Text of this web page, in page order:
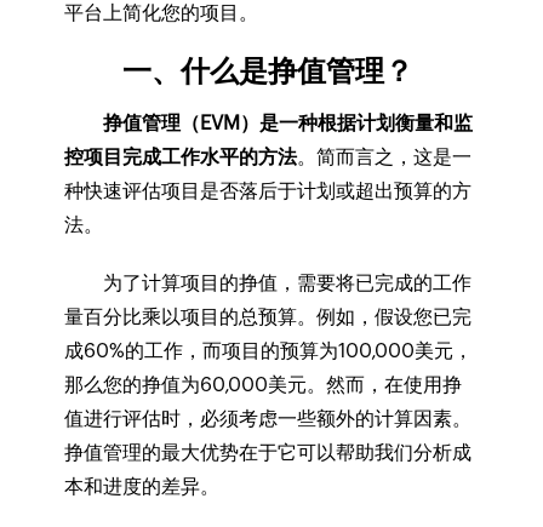
平台上简化您的项目。
一、什么是挣值管理？
挣值管理（EVM）是一种根据计划衡量和监
控项目完成工作水平的方法。简而言之，这是一
种快速评估项目是否落后于计划或超出预算的方
法。
为了计算项目的挣值，需要将已完成的工作
量百分比乘以项目的总预算。例如，假设您已完
成60%的工作，而项目的预算为100,000美元，
那么您的挣值为60,000美元。然而，在使用挣
值进行评估时，必须考虑一些额外的计算因素。
挣值管理的最大优势在于它可以帮助我们分析成
本和进度的差异。